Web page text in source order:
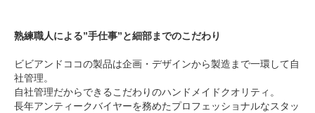
熟練職人による”手仕事”と細部までのこだわり
ビビアンドココの製品は企画・デザインから製造まで一環して自
社管理。
自社管理だからできるこだわりのハンドメイドクオリティ。
長年アンティークバイヤーを務めたプロフェッショナルなスタッ